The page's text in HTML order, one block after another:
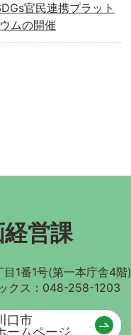
官民連携プラット
ムの開催
営課
1番1号(第一本庁舎4階)
クス：048-258-1203
口市
ームページ